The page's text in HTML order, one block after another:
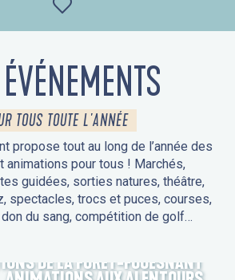
Ajouter aux
TOUS TOUTE L'ANNÉE
propose tout au long de l’année des
animations pour tous ! Marchés,
guidées, sorties natures, théâtre,
spectacles, trocs et puces, courses,
du sang, compétition de golf…
DE LA FORÊT-FOUESNANT